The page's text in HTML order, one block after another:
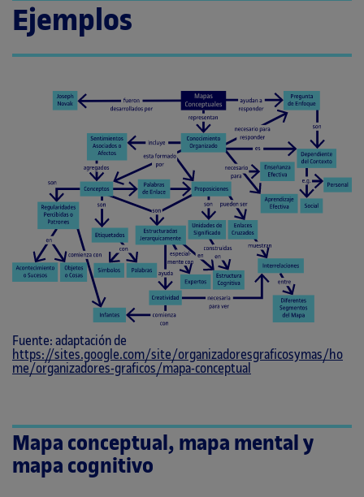
Ejemplos
Fuente: adaptación de
https://sites.google.com/site/organizadoresgraficosymas/ho
me/organizadores-graficos/mapa-conceptual
Mapa conceptual, mapa mental y
mapa cognitivo